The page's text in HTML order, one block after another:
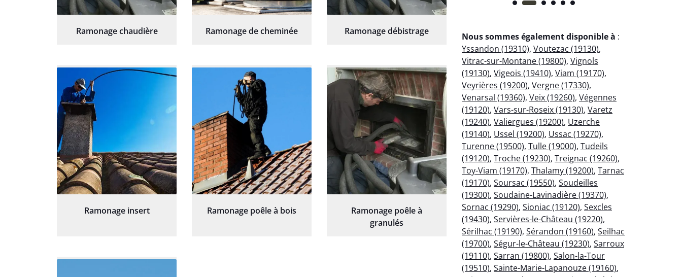
Ramonage chaudière Ramonage de cheminée Ramonage débistrage
Ramonage insert Ramonage poêle à bois
Ramonage poêle à
granulés
Nous sommes également disponible à :
Yssandon (19310), Voutezac (19130),
Vitrac-sur-Montane (19800), Vignols
(19130), Vigeois (19410), Viam (19170),
Veyrières (19200), Vergne (17330),
Venarsal (19360), Veix (19260), Végennes
(19120), Vars-sur-Roseix (19130), Varetz
(19240), Valiergues (19200), Uzerche
(19140), Ussel (19200), Ussac (19270),
Turenne (19500), Tulle (19000), Tudeils
(19120), Troche (19230), Treignac (19260),
Toy-Viam (19170), Thalamy (19200), Tarnac
(19170), Soursac (19550), Soudeilles
(19300), Soudaine-Lavinadière (19370),
Sornac (19290), Sioniac (19120), Sexcles
(19430), Servières-le-Château (19220),
Sérilhac (19190), Sérandon (19160), Seilhac
(19700), Ségur-le-Château (19230), Sarroux
(19110), Sarran (19800), Salon-la-Tour
(19510), Sainte-Marie-Lapanouze (19160),